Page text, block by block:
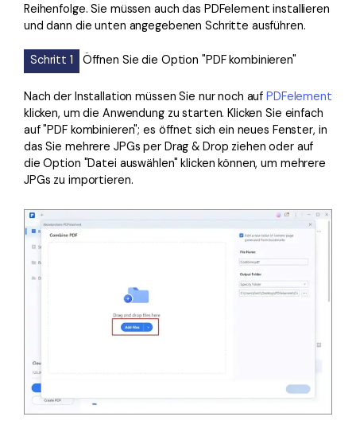
Reihenfolge. Sie müssen auch das PDFelement installieren
und dann die unten angegebenen Schritte ausführen.
Schritt 1 Öffnen Sie die Option "PDF kombinieren"
Nach der Installation müssen Sie nur noch auf PDFelement
klicken, um die Anwendung zu starten. Klicken Sie einfach
auf "PDF kombinieren"; es öffnet sich ein neues Fenster, in
das Sie mehrere JPGs per Drag & Drop ziehen oder auf
die Option "Datei auswählen" klicken können, um mehrere
JPGs zu importieren.